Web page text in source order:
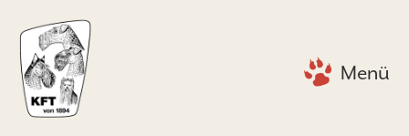
Menü